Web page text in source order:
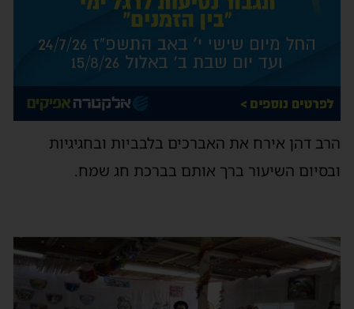
הרב דהן אירח את האברכים בלבביות ובחגיגיות
ובסיום השיעור ברך אותם בברכת חג שמח.